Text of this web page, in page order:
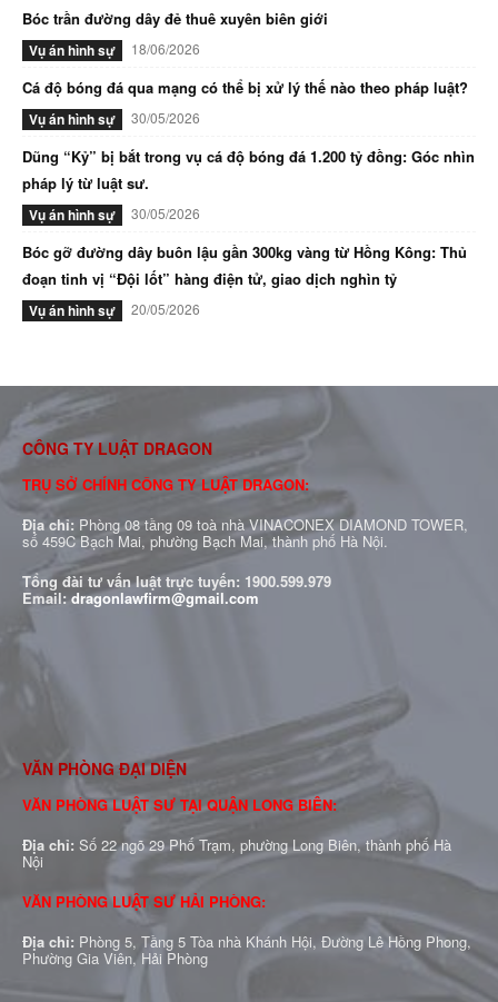
Bóc trần đường dây đẻ thuê xuyên biên giới
Vụ án hình sự 18/06/2026
Cá độ bóng đá qua mạng có thể bị xử lý thế nào theo pháp luật?
Vụ án hình sự 30/05/2026
Dũng “Kỷ” bị bắt trong vụ cá độ bóng đá 1.200 tỷ đồng: Góc nhìn
pháp lý từ luật sư.
Vụ án hình sự 30/05/2026
Bóc gỡ đường dây buôn lậu gần 300kg vàng từ Hồng Kông: Thủ
đoạn tinh vị “Đội lốt” hàng điện tử, giao dịch nghìn tỷ
Vụ án hình sự 20/05/2026
CÔNG TY LUẬT DRAGON
TRỤ SỞ CHÍNH CÔNG TY LUẬT DRAGON:
Địa chỉ: Phòng 08 tầng 09 toà nhà VINACONEX DIAMOND TOWER,
số 459C Bạch Mai, phường Bạch Mai, thành phố Hà Nội.
Tổng đài tư vấn luật trực tuyến: 1900.599.979
Email:dragonlawfirm@gmail.com
VĂN PHÒNG ĐẠI DIỆN
VĂN PHÒNG LUẬT SƯ TẠI QUẬN LONG BIÊN:
Địa chỉ: Số 22 ngõ 29 Phố Trạm, phường Long Biên, thành phố Hà
Nội
VĂN PHÒNG LUẬT SƯ HẢI PHÒNG:
Địa chỉ: Phòng 5, Tầng 5 Tòa nhà Khánh Hội, Đường Lê Hồng Phong,
Phường Gia Viên, Hải Phòng